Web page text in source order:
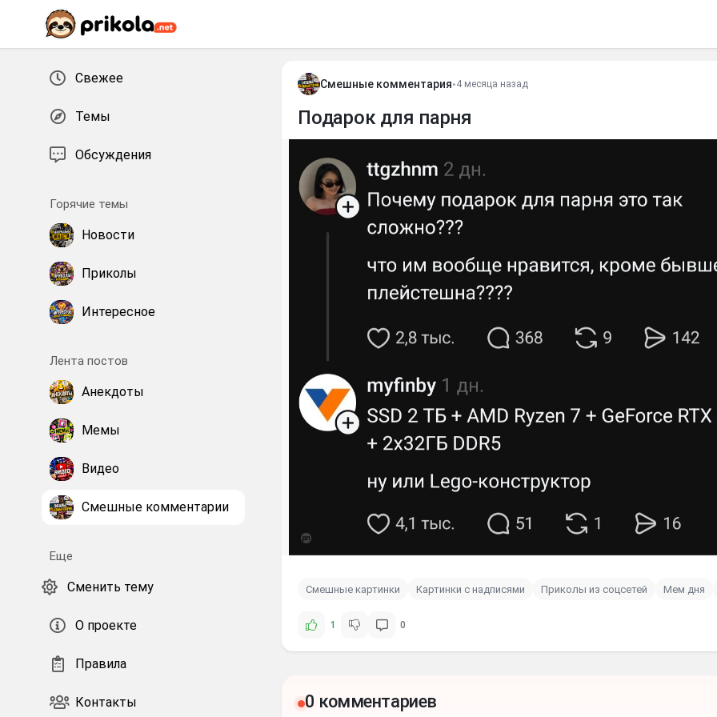
Перейти к контенту
Свежее
Темы
Обсуждения
Горячие темы
Новости
Приколы
Интересное
Лента постов
Анекдоты
Мемы
Видео
Смешные комментарии
Еще
Сменить тему
О проекте
Правила
Контакты
Смешные комментария•4 месяца назад
Подарок для парня
Смешные картинки Картинки с надписями Приколы из соцсетей Мем дня
1 0
0 комментариев